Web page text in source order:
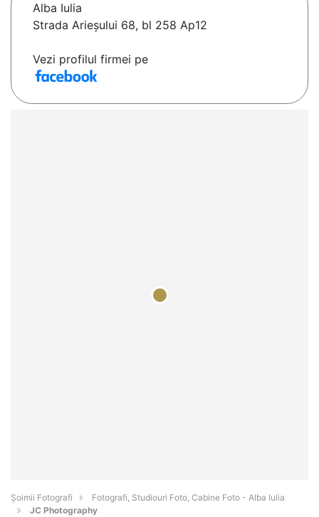
Alba Iulia
Strada Arieșului 68, bl 258 Ap12
Vezi profilul firmei pe
Șoimii Fotografi
Fotografi, Studiouri Foto, Cabine Foto - Alba Iulia
JC Photography